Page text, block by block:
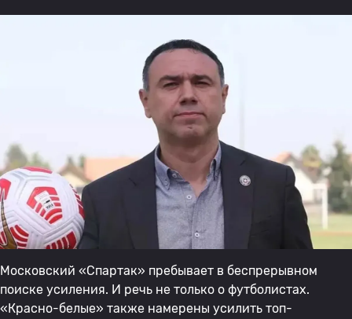
Московский «Спартак» пребывает в беспрерывном
поиске усиления. И речь не только о футболистах.
«Красно-белые» также намерены усилить топ-